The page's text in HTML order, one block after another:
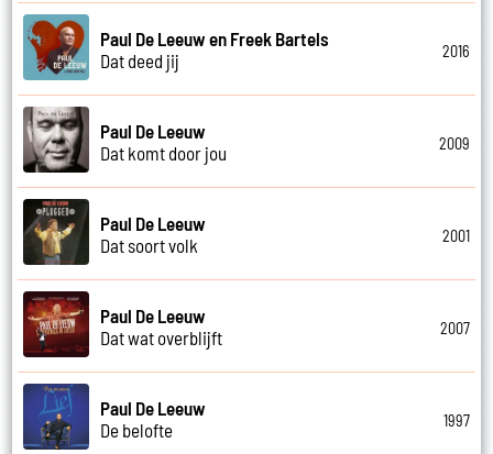
Paul De Leeuw en Freek Bartels
Dat deed jij
2016
Paul De Leeuw
Dat komt door jou
2009
Paul De Leeuw
Dat soort volk
2001
Paul De Leeuw
Dat wat overblijft
2007
Paul De Leeuw
De belofte
1997